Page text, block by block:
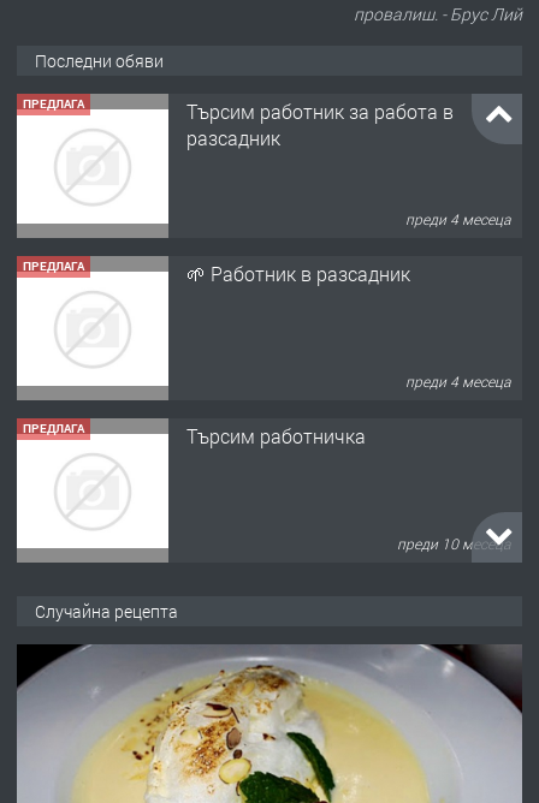
провалиш. - Брус Лий
Последни обяви
ПРЕДЛАГА
Търсим работник за работа в
разсадник
преди 4 месеца
ПРЕДЛАГА 🌱 Работник в разсадник
преди 4 месеца
ПРЕДЛАГА Търсим работничка
преди 10 месеца
преди 1 година
Работа за общи работници
Случайна рецепта